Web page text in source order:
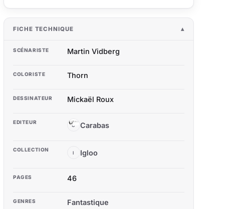
FICHE TECHNIQUE
SCÉNARISTE Martin Vidberg
COLORISTE Thorn
DESSINATEUR Mickaël Roux
EDITEUR C Carabas
COLLECTION I Igloo
PAGES 46
GENRES
Fantastique